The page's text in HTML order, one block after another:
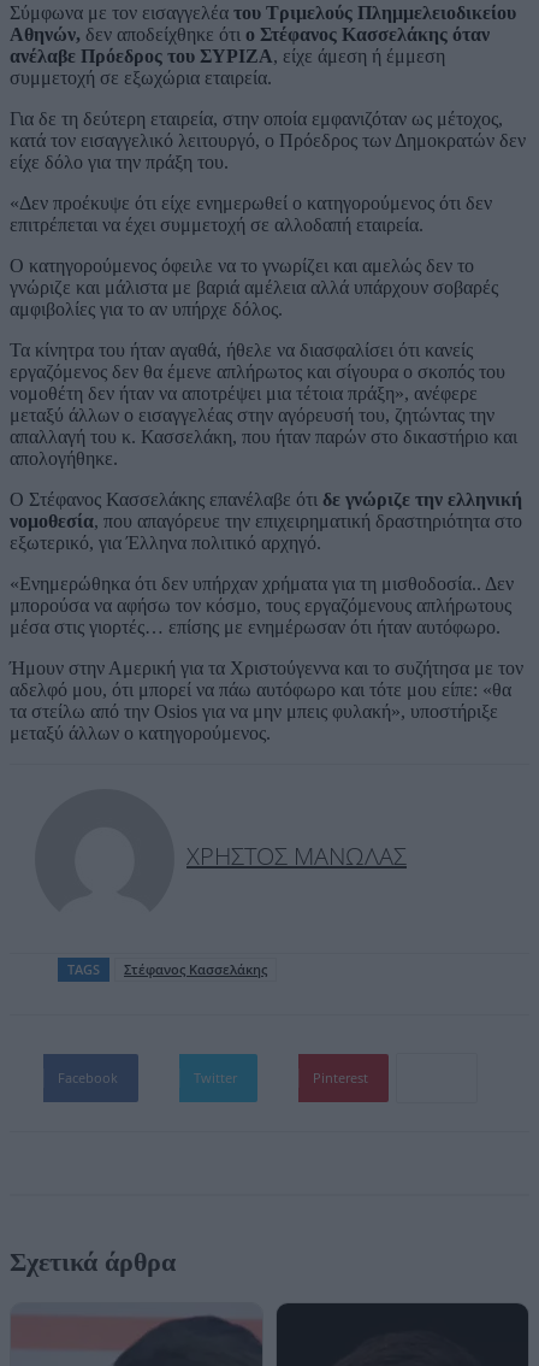
Σύμφωνα με τον εισαγγελέα του Τριμελούς Πλημμελειοδικείου
Αθηνών, δεν αποδείχθηκε ότι ο Στέφανος Κασσελάκης όταν
ανέλαβε Πρόεδρος του ΣΥΡΙΖΑ, είχε άμεση ή έμμεση
συμμετοχή σε εξωχώρια εταιρεία.
Για δε τη δεύτερη εταιρεία, στην οποία εμφανιζόταν ως μέτοχος,
κατά τον εισαγγελικό λειτουργό, ο Πρόεδρος των Δημοκρατών δεν
είχε δόλο για την πράξη του.
«Δεν προέκυψε ότι είχε ενημερωθεί ο κατηγορούμενος ότι δεν
επιτρέπεται να έχει συμμετοχή σε αλλοδαπή εταιρεία.
Ο κατηγορούμενος όφειλε να το γνωρίζει και αμελώς δεν το
γνώριζε και μάλιστα με βαριά αμέλεια αλλά υπάρχουν σοβαρές
αμφιβολίες για το αν υπήρχε δόλος.
Τα κίνητρα του ήταν αγαθά, ήθελε να διασφαλίσει ότι κανείς
εργαζόμενος δεν θα έμενε απλήρωτος και σίγουρα ο σκοπός του
νομοθέτη δεν ήταν να αποτρέψει μια τέτοια πράξη», ανέφερε
μεταξύ άλλων ο εισαγγελέας στην αγόρευσή του, ζητώντας την
απαλλαγή του κ. Κασσελάκη, που ήταν παρών στο δικαστήριο και
απολογήθηκε.
Ο Στέφανος Κασσελάκης επανέλαβε ότι δε γνώριζε την ελληνική
νομοθεσία, που απαγόρευε την επιχειρηματική δραστηριότητα στο
εξωτερικό, για Έλληνα πολιτικό αρχηγό.
«Ενημερώθηκα ότι δεν υπήρχαν χρήματα για τη μισθοδοσία.. Δεν
μπορούσα να αφήσω τον κόσμο, τους εργαζόμενους απλήρωτους
μέσα στις γιορτές… επίσης με ενημέρωσαν ότι ήταν αυτόφωρο.
Ήμουν στην Αμερική για τα Χριστούγεννα και το συζήτησα με τον
αδελφό μου, ότι μπορεί να πάω αυτόφωρο και τότε μου είπε: «θα
τα στείλω από την Osios για να μην μπεις φυλακή», υποστήριξε
μεταξύ άλλων ο κατηγορούμενος.
ΧΡΉΣΤΟΣ ΜΑΝΩΛΆΣ
TAGS Στέφανος Κασσελάκης
Facebook Twitter Pinterest
Σχετικά άρθρα